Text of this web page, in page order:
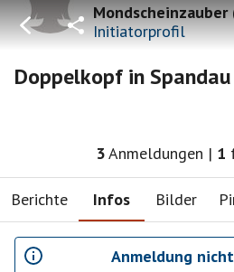
Mondscheinzauber
Initiatorprofil
Doppelkopf in Spandau
3Anmeldungen | 1
Berichte Infos Bilder
Anmeldung